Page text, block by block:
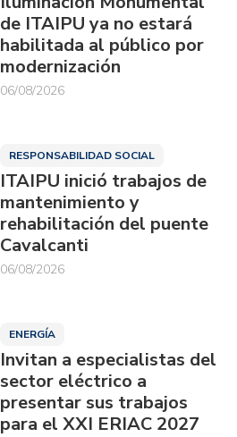
de ITAIPU ya no estará
habilitada al público por
modernización
06/08/2026
RESPONSABILIDAD SOCIAL
ITAIPU inició trabajos de
mantenimiento y
rehabilitación del puente
Cavalcanti
06/08/2026
ENERGÍA
Invitan a especialistas del
sector eléctrico a
presentar sus trabajos
para el XXI ERIAC 2027